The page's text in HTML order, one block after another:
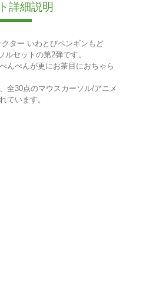
詳細説明
ター いわとびペンギンもど
セットの第2弾です。
んぺんが更にお茶目におちゃら
全30点のマウスカーソル/アニメ
ています。